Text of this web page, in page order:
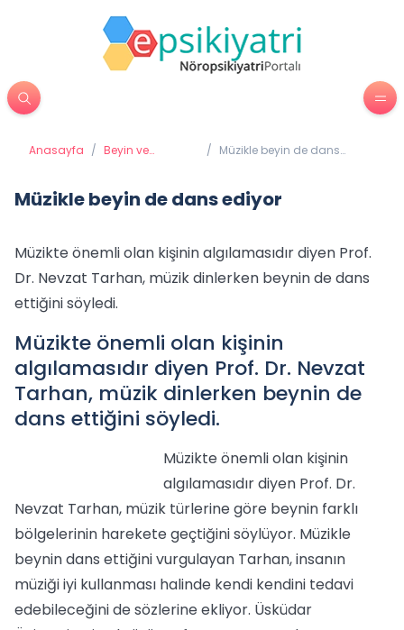
Anasayfa / Beyin ve
/ Müzikle beyin de dans
Müzikle beyin de dans ediyor
Müzikte önemli olan kişinin algılamasıdır diyen Prof.
Dr. Nevzat Tarhan, müzik dinlerken beynin de dans
ettiğini söyledi.
Müzikte önemli olan kişinin
algılamasıdır diyen Prof. Dr. Nevzat
Tarhan, müzik dinlerken beynin de
dans ettiğini söyledi.
Müzikte önemli olan kişinin
algılamasıdır diyen Prof. Dr.
Nevzat Tarhan, müzik türlerine göre beynin farklı
bölgelerinin harekete geçtiğini söylüyor. Müzikle
beynin dans ettiğini vurgulayan Tarhan, insanın
müziği iyi kullanması halinde kendi kendini tedavi
edebileceğini de sözlerine ekliyor. Üsküdar